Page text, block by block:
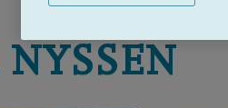
NYSSEN